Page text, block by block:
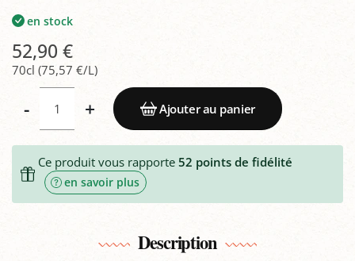
en stock
52,90 €
70cl (75,57 €/L)
- + Ajouter au panier
Ce produit vous rapporte52 points de fidélité
en savoir plus
Description